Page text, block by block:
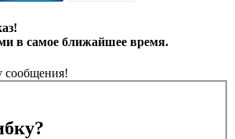
в самое ближайшее время.
сообщения!